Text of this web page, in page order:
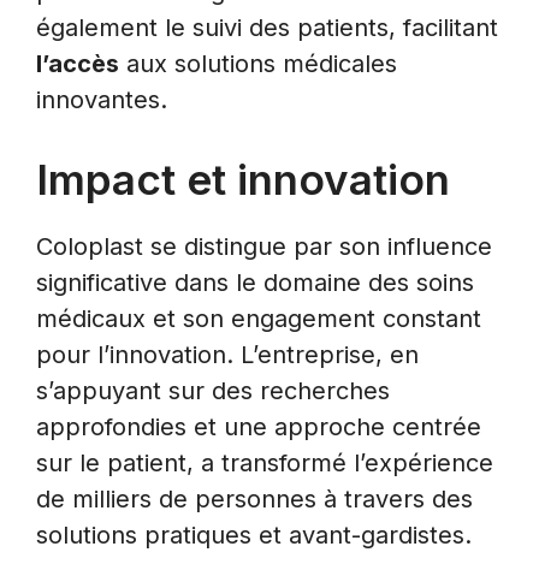
également le suivi des patients, facilitant
l’accès aux solutions médicales
innovantes.
Impact et innovation
Coloplast se distingue par son influence
significative dans le domaine des soins
médicaux et son engagement constant
pour l’innovation. L’entreprise, en
s’appuyant sur des recherches
approfondies et une approche centrée
sur le patient, a transformé l’expérience
de milliers de personnes à travers des
solutions pratiques et avant-gardistes.